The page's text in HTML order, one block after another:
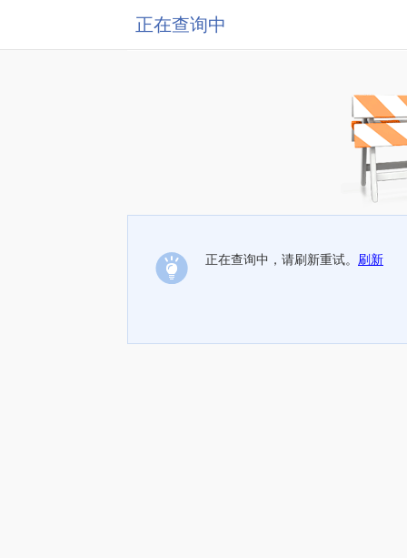
正在查询中
正在查询中，请刷新重试。 刷新